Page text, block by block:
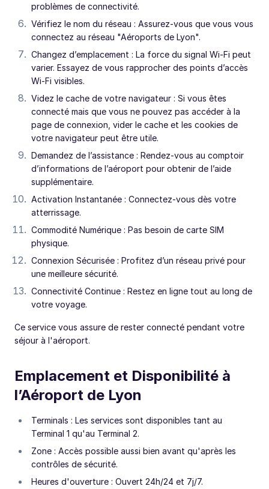
problèmes de connectivité.
Vérifiez le nom du réseau : Assurez-vous que vous vous
connectez au réseau "Aéroports de Lyon".
Changez d’emplacement : La force du signal Wi-Fi peut
varier. Essayez de vous rapprocher des points d’accès
Wi-Fi visibles.
Videz le cache de votre navigateur : Si vous êtes
connecté mais que vous ne pouvez pas accéder à la
page de connexion, vider le cache et les cookies de
votre navigateur peut être utile.
Demandez de l’assistance : Rendez-vous au comptoir
d’informations de l’aéroport pour obtenir de l’aide
supplémentaire.
Activation Instantanée : Connectez-vous dès votre
atterrissage.
Commodité Numérique : Pas besoin de carte SIM
physique.
Connexion Sécurisée : Profitez d’un réseau privé pour
une meilleure sécurité.
Connectivité Continue : Restez en ligne tout au long de
votre voyage.
Ce service vous assure de rester connecté pendant votre
séjour à l'aéroport.
Emplacement et Disponibilité à
l’Aéroport de Lyon
Terminals : Les services sont disponibles tant au
Terminal 1 qu'au Terminal 2.
Zone : Accès possible aussi bien avant qu'après les
contrôles de sécurité.
Heures d'ouverture : Ouvert 24h/24 et 7j/7.